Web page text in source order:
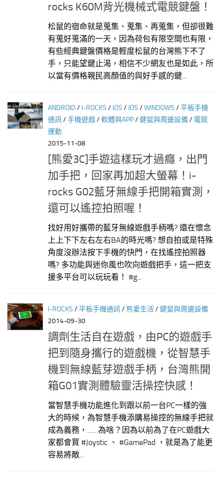
rocks K60M背光機械式電競鍵盤！
松鼠的宿命就是蒐集、蒐集、再蒐集，但卻很難
有蒐好蒐滿的一天，因為荷包有限空間也有限，
有些經典鍵盤價格是輕度松鼠的台灣熊下不了
手，只能望鍵止渴，相信不少網友也是如此，所
以當有價格親民高顏值的與好手感的鍵...
ANDROID/ I-ROCKS / IOS / IOS /WINDOWS /平板手機
通訊/手機遊戲/軟體與APP/鍵鼠與周邊設備/ 電競
運動
2015-11-08
[熊愛3C]手遊這樣玩才過癮，出門
加手把，回家再加超大螢幕！i-
rocks G02藍牙無線手把開箱實測，
還可以遙控拍照喔！
找好用好攜帶的藍牙無線遊戲手柄嗎? 還在懷念
上上下下左右左右BA的時光嗎? 想自拍或是特殊
角度沒辦法按下手機的快門，在找遙控拍照器
嗎? 多功能與迷你風也吹向遊戲把手，這一把支
援多平台可以玩玩看！ #g...
I-ROCKS /平板手機通訊/ 熊愛生活/鍵鼠與周邊設備
2014-09-30
調劑生活自在遊戲，由PC的遊戲手
把到隨身攜行的遊戲機，從智慧手
機到無線藍芽遊戲手柄，台灣熊開
箱G01實測體驗靈活操控快感！
當智慧手機功能進化到跟以前一台PC一樣的強
大的時候，為智慧手機添購易操控的無線手把就
成為義務，……為啥？因為以前為了在PC遊戲大
家都會買 #Joystic 、 #GamePad ，就是為了能更
容易將敵...